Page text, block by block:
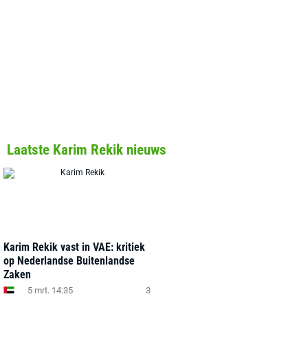
Laatste Karim Rekik nieuws
Karim Rekik vast in VAE: kritiek
op Nederlandse Buitenlandse
Zaken
5 mrt. 14:35 3